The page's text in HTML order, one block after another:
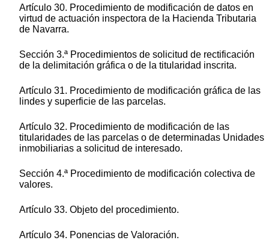
Artículo 30. Procedimiento de modificación de datos en
virtud de actuación inspectora de la Hacienda Tributaria
de Navarra.
Sección 3.ª Procedimientos de solicitud de rectificación
de la delimitación gráfica o de la titularidad inscrita.
Artículo 31. Procedimiento de modificación gráfica de las
lindes y superficie de las parcelas.
Artículo 32. Procedimiento de modificación de las
titularidades de las parcelas o de determinadas Unidades
inmobiliarias a solicitud de interesado.
Sección 4.ª Procedimiento de modificación colectiva de
valores.
Artículo 33. Objeto del procedimiento.
Artículo 34. Ponencias de Valoración.